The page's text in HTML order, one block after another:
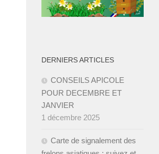
DERNIERS ARTICLES
CONSEILS APICOLE
POUR DECEMBRE ET
JANVIER ­
1 décembre 2025
Carte de signalement des